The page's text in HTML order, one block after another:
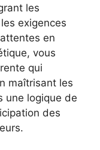
les
exigences
en
vous
qui
maîtrisant les
une logique de
des